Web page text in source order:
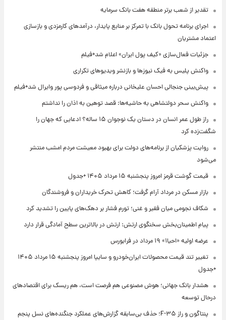
تقدیر از شعب برتر منطقه هفت بانک سرمایه
اجرای برنامه تحول بانک با تمرکز بر منابع پایدار، درآمدهای کارمزدی و بازسازی
اعتماد مشتریان
جزئیات فعال‌سازی «کیف پول ایران» اعلام شد+فیلم
واکنش پلیس به فیک نیوزها و بازنشر ویدیوهای تکراری
پیش‌بینی جنجالی احسان علیخانی درباره میثاقی و فردوسی پور وایرال شد+فیلم
واکنش سحر دولتشاهی به حاشیه‌ها: قصد توهین به اذان را نداشتم
راز طول عمر انسان در دستان یک نوجوان ۱۵ ساله؟ ادعایی که جهان را
شگفت‌زده کرد
روایت پزشکیان از برنامه‌های دولت برای بهبود معیشت مردم امشب منتشر
می‌شود
قیمت گوشت قرمز امروز پنجشنبه ۱۵ مرداد ۱۴۰۵ +جدول
بازار مسکن در مرداد آرام گرفت؛ کاهش تحرک خریداران و فروشندگان
شکاف نجومی میان فقیر و غنی؛ تورم فشار بر دهک‌های پایین را تشدید کرد
پیام اطمینان‌بخش سخنگوی ارتش: ارتش در بالاترین سطح آمادگی قرار دارد
عرضه اولیه «احیا۱» ۱۹ مرداد در فرابورس
تغییر تند قیمت محصولات ایران‌خودرو و سایپا امروز پنجشنبه ۱۵ مرداد ۱۴۰۵
+جدول
هشدار بانک جهانی؛ هوش مصنوعی هم فرصت است، هم ریسک برای اقتصادهای
درحال توسعه
پنتاگون و راز F-۳۵؛ حذف بی‌سابقه گزارش‌های عملکرد جنگنده‌های نسل پنجم